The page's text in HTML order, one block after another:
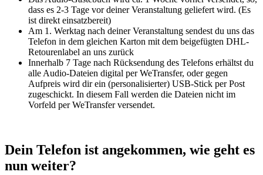
dass es 2-3 Tage vor deiner Veranstaltung geliefert wird. (Es
ist direkt einsatzbereit)
Am 1. Werktag nach deiner Veranstaltung sendest du uns das
Telefon in dem gleichen Karton mit dem beigefügten DHL-
Retourenlabel an uns zurück
Innerhalb 7 Tage nach Rücksendung des Telefons erhältst du
alle Audio-Dateien digital per WeTransfer, oder gegen
Aufpreis wird dir ein (personalisierter) USB-Stick per Post
zugeschickt. In diesem Fall werden die Dateien nicht im
Vorfeld per WeTransfer versendet.
Dein Telefon ist angekommen, wie geht es
nun weiter?